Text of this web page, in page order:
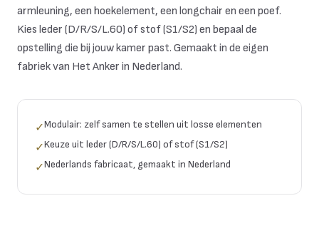
armleuning, een hoekelement, een longchair en een poef.
Kies leder (D/R/S/L.60) of stof (S1/S2) en bepaal de
opstelling die bij jouw kamer past. Gemaakt in de eigen
fabriek van Het Anker in Nederland.
✓Modulair: zelf samen te stellen uit losse elementen
✓Keuze uit leder (D/R/S/L.60) of stof (S1/S2)
✓Nederlands fabricaat, gemaakt in Nederland